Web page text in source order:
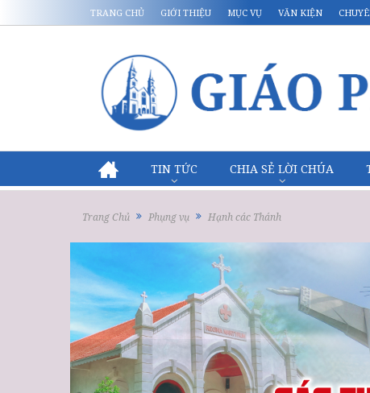
TRANG CHỦ GIỚI THIỆU MỤC VỤ VĂN KIỆN
TIN TỨC CHIA SẺ LỜI CHÚA
Trang Chủ Phụng vụ Hạnh các Thánh